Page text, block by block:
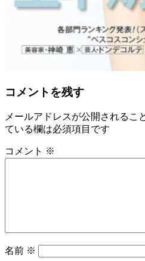
コメントを残す
メールアドレスが公開されるこ
ている欄は必須項目です
コメント ※
名前 ※